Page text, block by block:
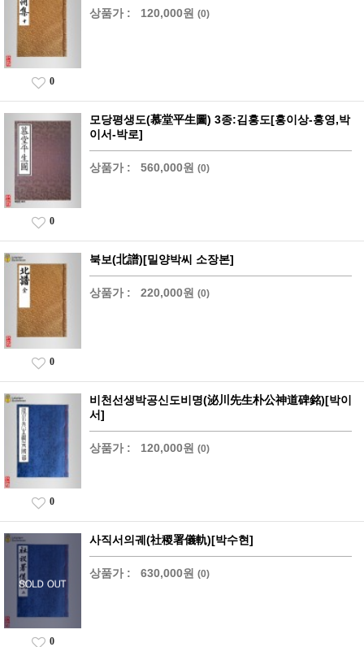
상품가 : 120,000원 (0)
0
모당평생도(慕堂平生圖) 3종:김홍도[홍이상-홍영,박
이서-박로]
상품가 : 560,000원 (0)
0
북보(北譜)[밀양박씨 소장본]
상품가 : 220,000원 (0)
0
비천선생박공신도비명(泌川先生朴公神道碑銘)[박이
서]
상품가 : 120,000원 (0)
0
사직서의궤(社稷署儀軌)[박수현]
상품가 : 630,000원 (0)
0